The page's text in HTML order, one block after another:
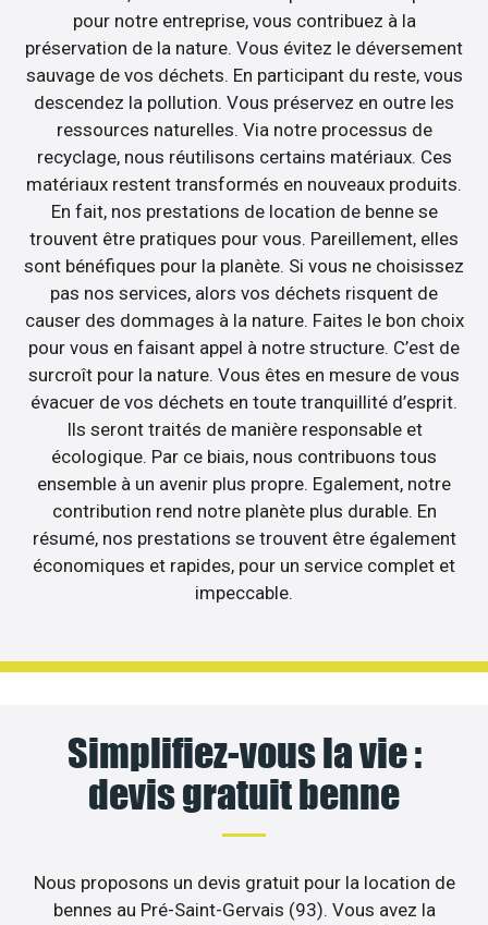
pour notre entreprise, vous contribuez à la
préservation de la nature. Vous évitez le déversement
sauvage de vos déchets. En participant du reste, vous
descendez la pollution. Vous préservez en outre les
ressources naturelles. Via notre processus de
recyclage, nous réutilisons certains matériaux. Ces
matériaux restent transformés en nouveaux produits.
En fait, nos prestations de location de benne se
trouvent être pratiques pour vous. Pareillement, elles
sont bénéfiques pour la planète. Si vous ne choisissez
pas nos services, alors vos déchets risquent de
causer des dommages à la nature. Faites le bon choix
pour vous en faisant appel à notre structure. C’est de
surcroît pour la nature. Vous êtes en mesure de vous
évacuer de vos déchets en toute tranquillité d’esprit.
Ils seront traités de manière responsable et
écologique. Par ce biais, nous contribuons tous
ensemble à un avenir plus propre. Egalement, notre
contribution rend notre planète plus durable. En
résumé, nos prestations se trouvent être également
économiques et rapides, pour un service complet et
impeccable.
Simplifiez-vous la vie :
devis gratuit benne
Nous proposons un devis gratuit pour la location de
bennes au Pré-Saint-Gervais (93). Vous avez la